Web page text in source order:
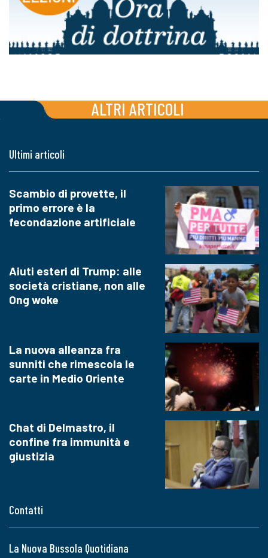
ALTRI ARTICOLI
Contatti
La Nuova Bussola Quotidiana
Ultimi articoli
Scambio di provette, il
primo errore è la
fecondazione artificiale
Aiuti esteri di Trump: alle
società cristiane, non alle
Ong woke
La nuova alleanza fra
sunniti che rimescola le
carte in Medio Oriente
Chat di Delmastro, il
confine fra immunità e
giustizia